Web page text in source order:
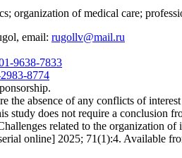
organization of medical care;
email: rugollv@mail.ru
9638-7833
8774
the absence of any conflicts of
study does not require a conclusion
related to the organization
online] 2025; 71(1):4. Available